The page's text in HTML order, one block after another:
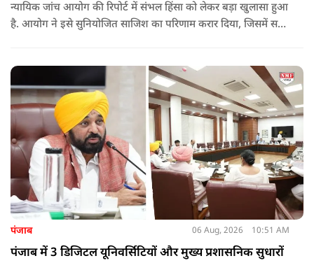
न्यायिक जांच आयोग की रिपोर्ट में संभल हिंसा को लेकर बड़ा खुलासा हुआ
है. आयोग ने इसे सुनियोजित साजिश का परिणाम करार दिया, जिसमें सपा
पंजाब 06 Aug, 2026 10:51 AM
पंजाब में 3 डिजिटल यूनिवर्सिटियों और मुख्य प्रशासनिक सुधारों